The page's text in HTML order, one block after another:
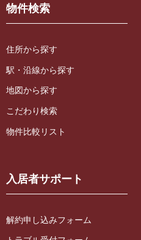
物件検索
住所から探す
駅・沿線から探す
地図から探す
こだわり検索
物件比較リスト
入居者サポート
解約申し込みフォーム